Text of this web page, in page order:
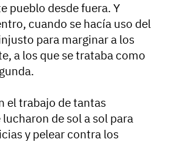
pueblo desde fuera. Y
cuando se hacía uso del
para marginar a los
a los que se trataba como
el trabajo de tantas
de sol a sol para
y pelear contra los